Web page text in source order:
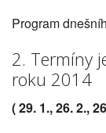
Program
2. Termíny
roku 2014
( 29. 1., 26. 2.,